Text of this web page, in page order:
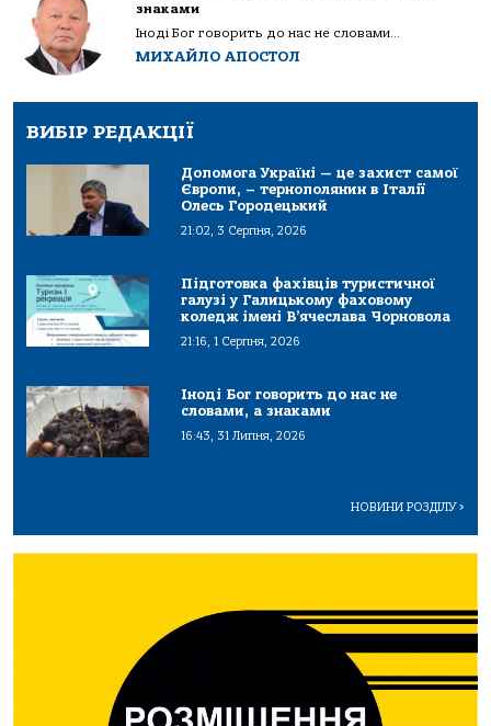
знаками
Іноді Бог говорить до нас не словами...
МИХАЙЛО АПОСТОЛ
ВИБІР РЕДАКЦІЇ
Допомога Україні — це захист самої
Європи, – тернополянин в Італії
Олесь Городецький
21:02, 3 Серпня, 2026
Підготовка фахівців туристичної
галузі у Галицькому фаховому
коледж імені В’ячеслава Чорновола
21:16, 1 Серпня, 2026
Іноді Бог говорить до нас не
словами, а знаками
16:43, 31 Липня, 2026
НОВИНИ РОЗДІЛУ>